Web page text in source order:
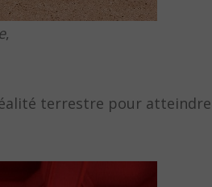
,
terrestre pour